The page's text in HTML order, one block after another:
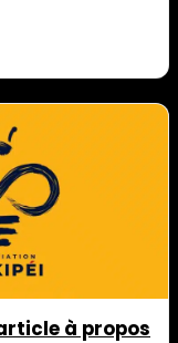
à propos